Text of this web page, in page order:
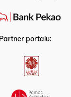
Partner portalu: